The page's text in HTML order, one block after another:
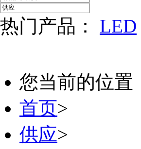
热门产品： LED
您当前的位置
首页>
供应>